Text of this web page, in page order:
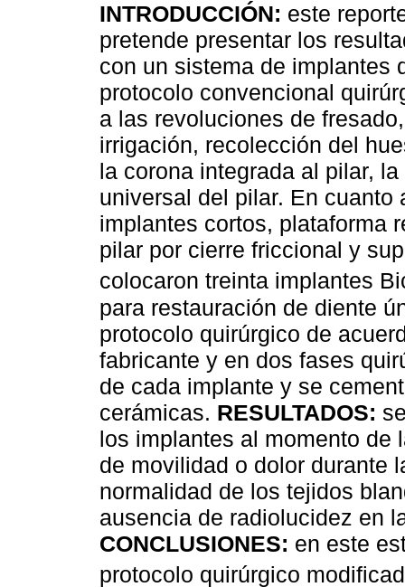
INTRODUCCIÓN: este
pretende presentar los
con un sistema de implantes
protocolo convencional
a las revoluciones de
irrigación, recolección del
la corona integrada al pilar,
universal del pilar. En
implantes cortos, plataforma
pilar por cierre friccional y
colocaron treinta implantes
para restauración de diente
protocolo quirúrgico de
fabricante y en dos fases
de cada implante y se
cerámicas. RESULTADOS:
los implantes al momento de
de movilidad o dolor durante
normalidad de los tejidos
ausencia de radiolucidez en
CONCLUSIONES: en este
protocolo quirúrgico